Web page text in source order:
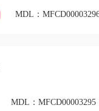
MDL：
MDL：MFCD00003295